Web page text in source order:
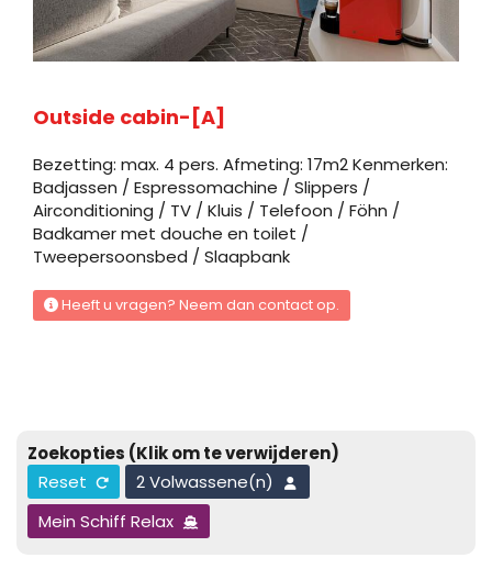
Binnenhut
Buitenhut
Balcony Cabin-[B-BC]
Dek 12 – Seal
Dek 8 – Shell
Buitenhut
Outside cabin-[A]
Bezetting: max. 4 pers. Afmeting: 17m2 Kenmerken:
Badjassen / Espressomachine / Slippers /
Airconditioning / TV / Kluis / Telefoon / Föhn /
Badkamer met douche en toilet /
Tweepersoonsbed / Slaapbank
Heeft u vragen? Neem dan contact op.
Zoekopties (Klik om te verwijderen)
Reset
2 Volwassene(n)
Mein Schiff Relax